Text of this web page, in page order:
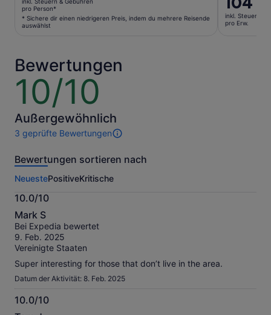
Wenn du Hilfe brauchst, kannst du jederzeit einen
echten Menschen per Anruf, Chat oder E-Mail
beträgt
78 €
* Sichere
dir
einen
niedrigeren
Preis,
indem
du
mehrere
auswählst
pro Person*
* Sichere dir einen niedrigeren Preis, indem du mehrere Reisende
auswählst
Preis
beträgt
inkl. Steuern &
pro Erw.
Bewertungen
10/10
10
10
Außergewöhnlich
3 geprüfte Bewertungen
3
dieser
Weitere
Informationen
zu
unseren
geprüften
Bewertungen.
Bewertungen sortieren nach
NeuestePositiveKritische
10.0/10
10.0
von
10
Mark S
Bei Expedia bewertet
9. Feb. 2025
Vereinigte Staaten
Super interesting for those that don’t live in the area.
Datum der Aktivität: 8. Feb. 2025
10.0/10
10.0